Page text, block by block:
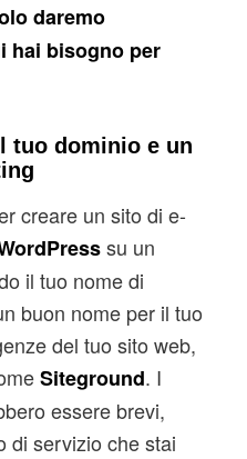
daremo
hai bisogno per
tuo dominio e un
creare un sito di e-
su un
il tuo nome di
buon nome per il tuo
del tuo sito web,
Siteground. I
essere brevi,
di servizio che stai